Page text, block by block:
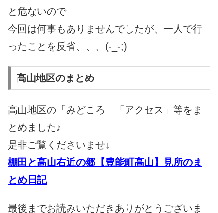
と危ないので
今回は何事もありませんでしたが、一人で行
ったことを反省、、、(-_-;)
高山地区のまとめ
高山地区の「みどころ」「アクセス」等をま
とめました♪
是非ご覧くださいませ↓
棚田と高山右近の郷【豊能町高山】見所のま
とめ日記
最後までお読みいただきありがとうございま